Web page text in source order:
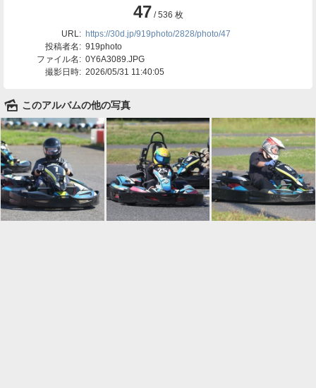
47 / 536 枚
URL: https://30d.jp/919photo/2828/photo/47
投稿者名: 919photo
ファイル名: 0Y6A3089.JPG
撮影日時: 2026/05/31 11:40:05
🌄 このアルバムの他の写真